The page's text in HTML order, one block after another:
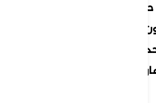
نفقا وخرجوا إلى
الاحتلال تحصينا في
وعشرين، أذكركم بما
أحد أبطال عملية